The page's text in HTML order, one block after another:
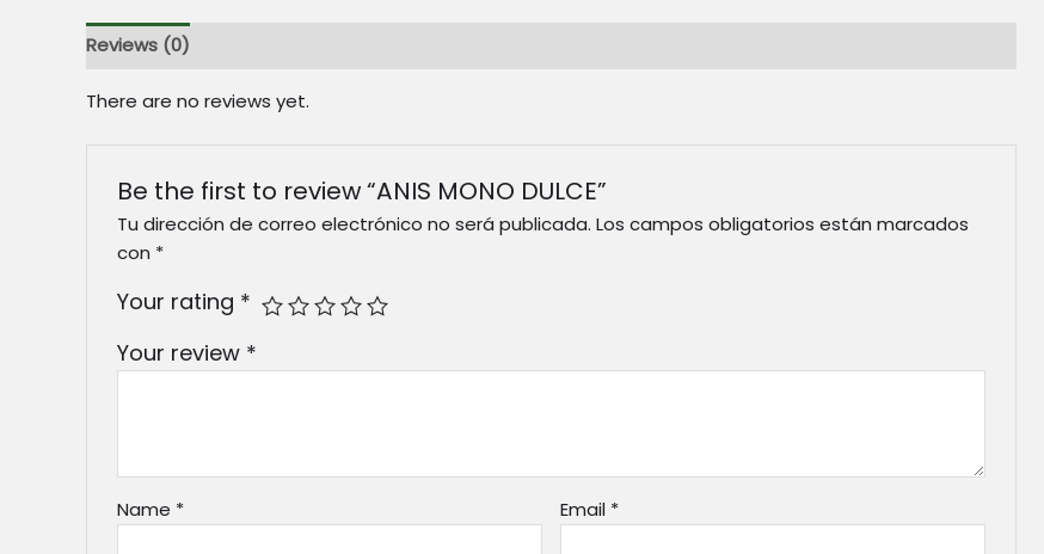
Reviews (0)
There are no reviews yet.
Be the first to review “ANIS MONO DULCE”
Tu dirección de correo electrónico no será publicada. Los campos obligatorios están marcados
con *
Your rating *
Your review *
Name * Email *